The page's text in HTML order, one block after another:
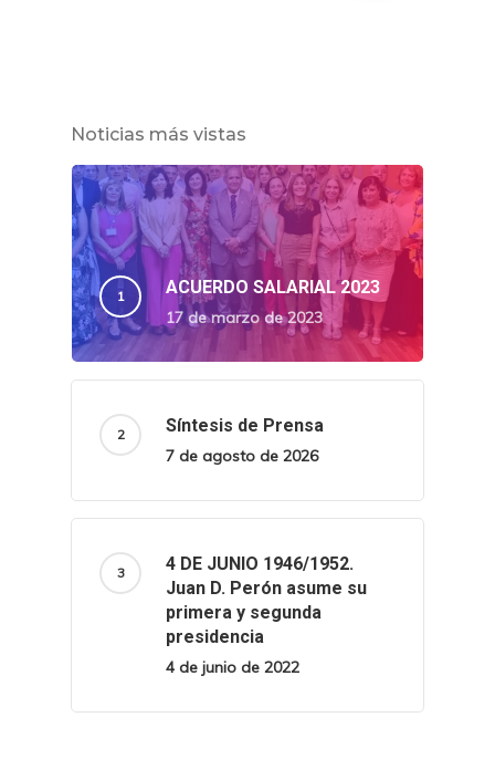
Noticias más vistas
ACUERDO SALARIAL 2023
17 de marzo de 2023
Síntesis de Prensa
7 de agosto de 2026
4 DE JUNIO 1946/1952.
Juan D. Perón asume su
primera y segunda
presidencia
4 de junio de 2022